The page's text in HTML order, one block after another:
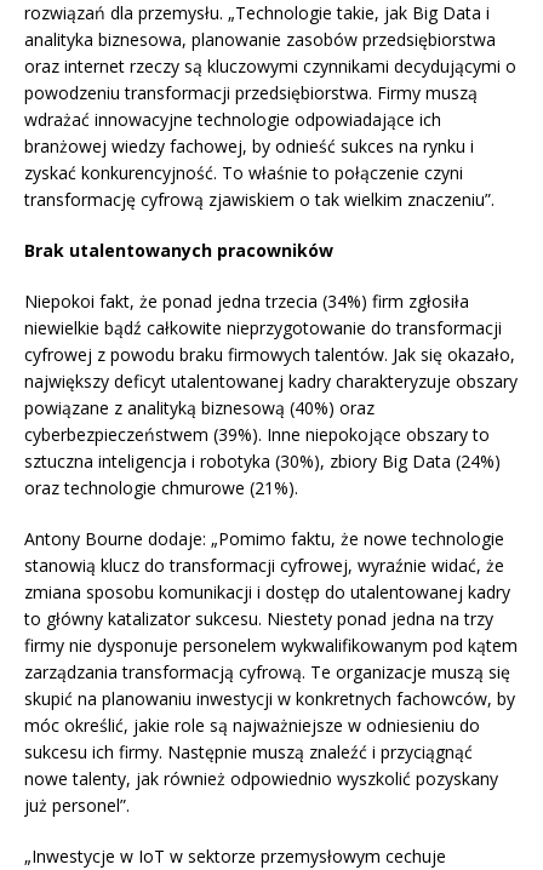
rozwiązań dla przemysłu. „Technologie takie, jak Big Data i
analityka biznesowa, planowanie zasobów przedsiębiorstwa
oraz internet rzeczy są kluczowymi czynnikami decydującymi o
powodzeniu transformacji przedsiębiorstwa. Firmy muszą
wdrażać innowacyjne technologie odpowiadające ich
branżowej wiedzy fachowej, by odnieść sukces na rynku i
zyskać konkurencyjność. To właśnie to połączenie czyni
transformację cyfrową zjawiskiem o tak wielkim znaczeniu”.
Brak utalentowanych pracowników
Niepokoi fakt, że ponad jedna trzecia (34%) firm zgłosiła
niewielkie bądź całkowite nieprzygotowanie do transformacji
cyfrowej z powodu braku firmowych talentów. Jak się okazało,
największy deficyt utalentowanej kadry charakteryzuje obszary
powiązane z analityką biznesową (40%) oraz
cyberbezpieczeństwem (39%). Inne niepokojące obszary to
sztuczna inteligencja i robotyka (30%), zbiory Big Data (24%)
oraz technologie chmurowe (21%).
Antony Bourne dodaje: „Pomimo faktu, że nowe technologie
stanowią klucz do transformacji cyfrowej, wyraźnie widać, że
zmiana sposobu komunikacji i dostęp do utalentowanej kadry
to główny katalizator sukcesu. Niestety ponad jedna na trzy
firmy nie dysponuje personelem wykwalifikowanym pod kątem
zarządzania transformacją cyfrową. Te organizacje muszą się
skupić na planowaniu inwestycji w konkretnych fachowców, by
móc określić, jakie role są najważniejsze w odniesieniu do
sukcesu ich firmy. Następnie muszą znaleźć i przyciągnąć
nowe talenty, jak również odpowiednio wyszkolić pozyskany
już personel”.
„Inwestycje w IoT w sektorze przemysłowym cechuje